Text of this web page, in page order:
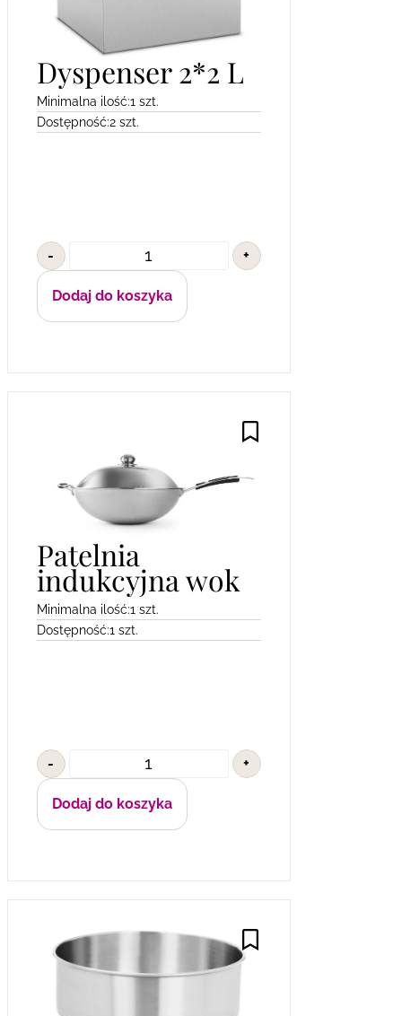
Dyspenser 2*2 L
Minimalna ilość:1 szt.
Dostępność:2 szt.
- +
Dodaj do koszyka
Patelnia
indukcyjna wok
Minimalna ilość:1 szt.
Dostępność:1 szt.
- +
Dodaj do koszyka